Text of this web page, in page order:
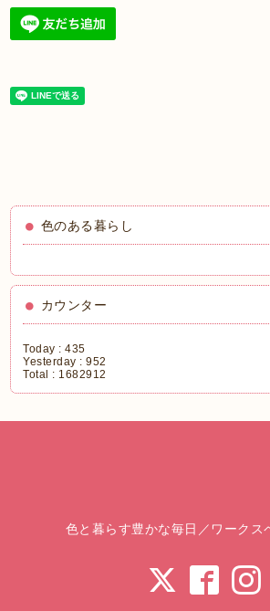
色のある暮らし
カウンター
Today :435
Yesterday :952
Total : 1682912
色と暮らす豊かな毎日／ワークス